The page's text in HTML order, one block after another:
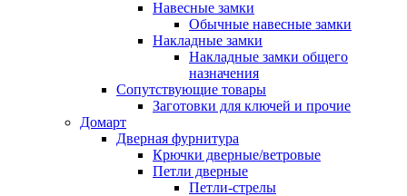
Навесные замки
Обычные навесные замки
Накладные замки
Накладные замки общего
назначения
Сопутствующие товары
Заготовки для ключей и прочие
Домарт
Дверная фурнитура
Крючки дверные/ветровые
Петли дверные
Петли-стрелы